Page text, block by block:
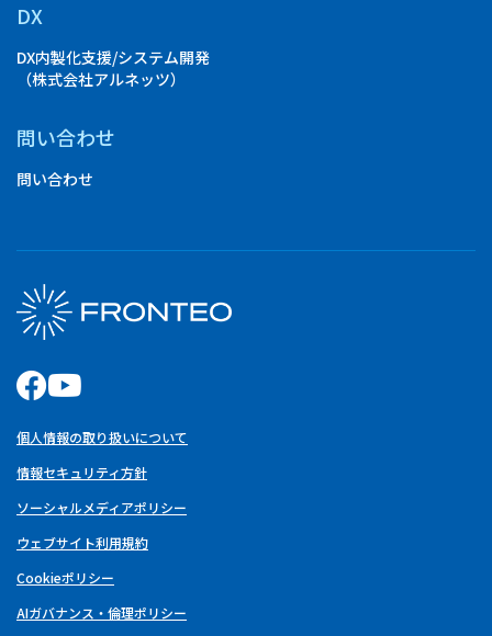
DX
DX内製化支援/システム開発
（株式会社アルネッツ）
問い合わせ
問い合わせ
個人情報の取り扱いについて
情報セキュリティ方針
ソーシャルメディアポリシー
ウェブサイト利用規約
Cookieポリシー
AIガバナンス・倫理ポリシー